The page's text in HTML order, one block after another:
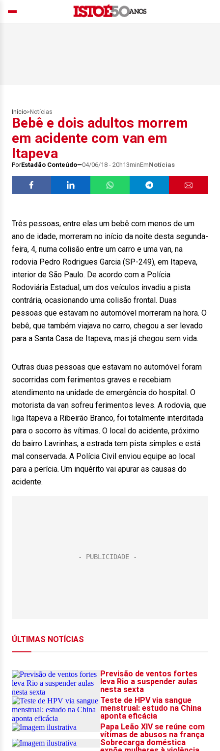
Início> Notícias
Bebê e dois adultos morrem
em acidente com van em
Itapeva
PorEstadão Conteúdo 04/06/18 - 20h13minEmNotícias
Três pessoas, entre elas um bebê com menos de um
ano de idade, morreram no início da noite desta segunda-
feira, 4, numa colisão entre um carro e uma van, na
rodovia Pedro Rodrigues Garcia (SP-249), em Itapeva,
interior de São Paulo. De acordo com a Polícia
Rodoviária Estadual, um dos veículos invadiu a pista
contrária, ocasionando uma colisão frontal. Duas
pessoas que estavam no automóvel morreram na hora. O
bebê, que também viajava no carro, chegou a ser levado
para a Santa Casa de Itapeva, mas já chegou sem vida.
Outras duas pessoas que estavam no automóvel foram
socorridas com ferimentos graves e recebiam
atendimento na unidade de emergência do hospital. O
motorista da van sofreu ferimentos leves. A rodovia, que
liga Itapeva a Ribeirão Branco, foi totalmente interditada
para o socorro às vítimas. O local do acidente, próximo
do bairro Lavrinhas, a estrada tem pista simples e está
mal conservada. A Polícia Civil enviou equipe ao local
para a perícia. Um inquérito vai apurar as causas do
acidente.